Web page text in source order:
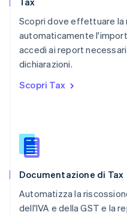
Scopri dove effettuare la
automaticamente
accedi ai report
dichiarazioni.
Scopri Tax
Documentazione di Tax
Automatizza la
dell'IVA e della GST e la
English
Portogallo
RAS di Hong Kong,
English简体中文
Regno Unito
English
English
Singapore
Slovacchia
English
Slovenia